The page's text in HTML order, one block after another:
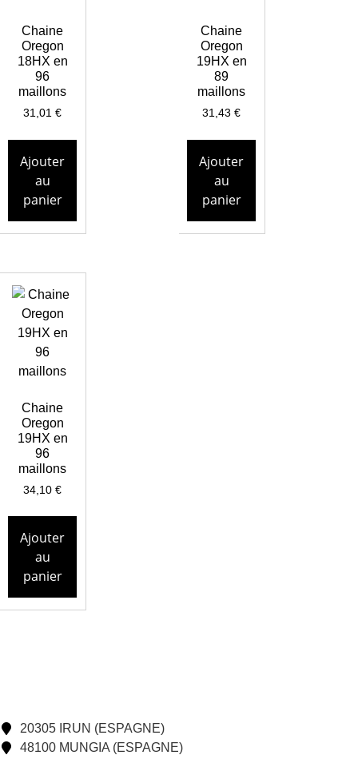
Chaine
Oregon
18HX en
96
maillons
31,01€
Ajouter
au
panier
Chaine
Oregon
19HX en
89
maillons
31,43€
Ajouter
au
panier
Chaine
Oregon
19HX en
96
maillons
34,10€
Ajouter
au
panier
20305 IRUN (ESPAGNE)
48100 MUNGIA (ESPAGNE)